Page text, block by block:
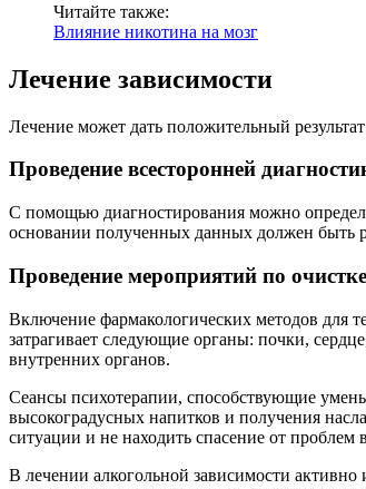
Читайте также:
Влияние никотина на мозг
Лечение зависимости
Лечение может дать положительный
Проведение всесторонней
С помощью диагностирования можно
основании полученных данных должен быть
Проведение мероприятий по
Включение фармакологических методов для
затрагивает следующие органы: почки,
внутренних органов.
Сеансы психотерапии, способствующие
высокоградусных напитков и получения
ситуации и не находить спасение от проблем
В лечении алкогольной зависимости активно